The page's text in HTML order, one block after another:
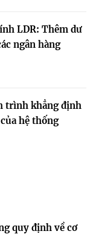
LDR: Thêm dư
ngân hàng
trình khẳng định
hệ thống
quy định về cơ